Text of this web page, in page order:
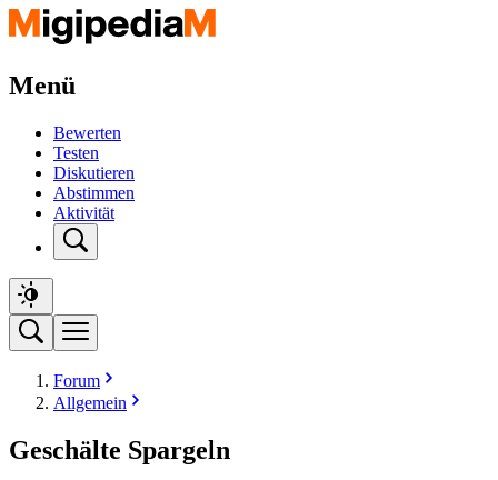
Menü
Bewerten
Testen
Diskutieren
Abstimmen
Aktivität
Forum
Allgemein
Geschälte Spargeln